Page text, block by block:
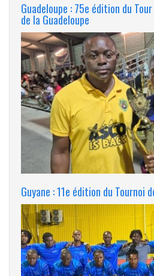
Guadeloupe : 75e édition du
de la Guadeloupe
Guyane : 11e édition du Tournoi